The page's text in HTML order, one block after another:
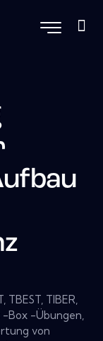
TIBER,
-Box -Übungen,
von